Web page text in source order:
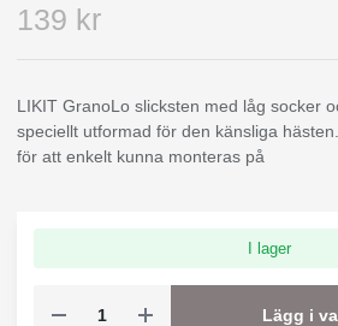
139 kr
LIKIT GranoLo slicksten med låg socker
speciellt utformad för den känsliga
för att enkelt kunna monteras på
I lager
Lägg i